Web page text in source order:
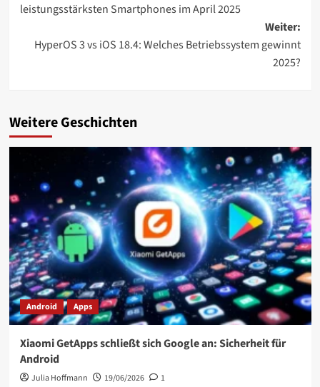
leistungsstärksten Smartphones im April 2025
Weiter:
HyperOS 3 vs iOS 18.4: Welches Betriebssystem gewinnt
2025?
Weitere Geschichten
Android Apps
Xiaomi GetApps schließt sich Google an: Sicherheit für
Android
Julia Hoffmann 19/06/2026 1